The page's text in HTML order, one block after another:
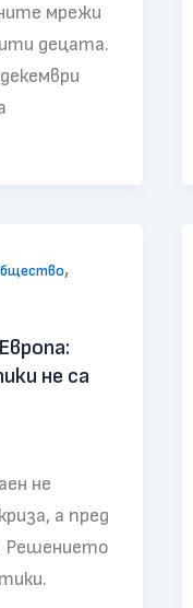
мрежи
децата.
,
не са
не
а пред
Решението